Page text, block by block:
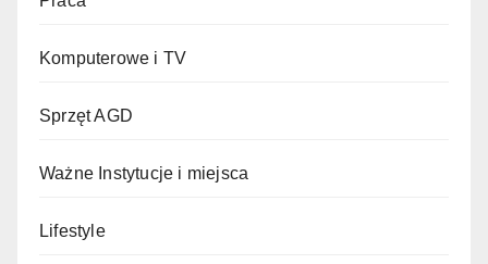
Komputerowe i TV
Sprzęt AGD
Ważne Instytucje i miejsca
Lifestyle